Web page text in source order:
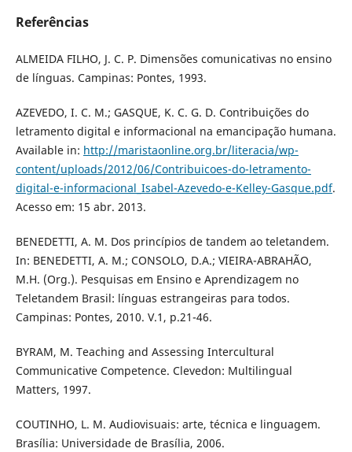
Referências
ALMEIDA FILHO, J. C. P. Dimensões comunicativas no ensino
de línguas. Campinas: Pontes, 1993.
AZEVEDO, I. C. M.; GASQUE, K. C. G. D. Contribuições do
letramento digital e informacional na emancipação humana.
Available in: http://maristaonline.org.br/literacia/wp-
content/uploads/2012/06/Contribuicoes-do-letramento-
digital-e-informacional_Isabel-Azevedo-e-Kelley-Gasque.pdf.
Acesso em: 15 abr. 2013.
BENEDETTI, A. M. Dos princípios de tandem ao teletandem.
In: BENEDETTI, A. M.; CONSOLO, D.A.; VIEIRA-ABRAHÃO,
M.H. (Org.). Pesquisas em Ensino e Aprendizagem no
Teletandem Brasil: línguas estrangeiras para todos.
Campinas: Pontes, 2010. V.1, p.21-46.
BYRAM, M. Teaching and Assessing Intercultural
Communicative Competence. Clevedon: Multilingual
Matters, 1997.
COUTINHO, L. M. Audiovisuais: arte, técnica e linguagem.
Brasília: Universidade de Brasília, 2006.